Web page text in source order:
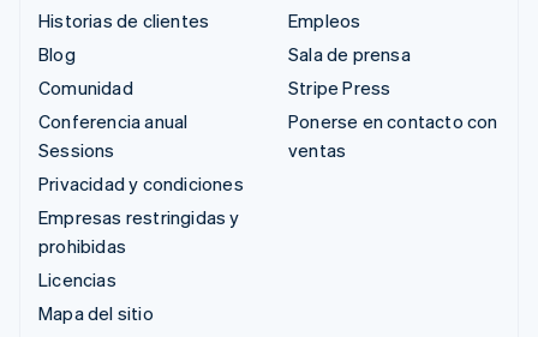
Historias de clientes
Blog
Comunidad
Conferencia anual
Sessions
Privacidad y condiciones
Empresas restringidas y
prohibidas
Licencias
Mapa del sitio
Empleos
Sala de prensa
Stripe Press
Ponerse en contacto con
ventas